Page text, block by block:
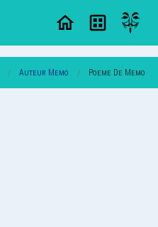
Auteur Memo Poeme De Memo